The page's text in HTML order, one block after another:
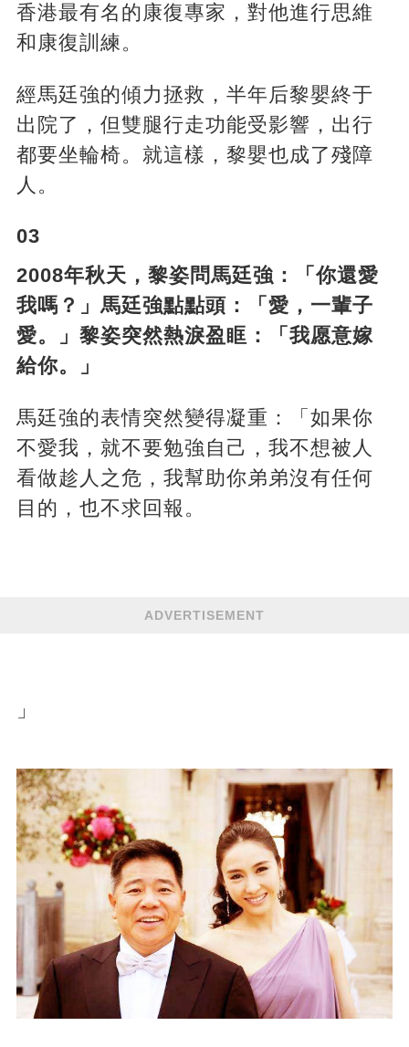
香港最有名的康復專家，對他進行思維
和康復訓練。
經馬廷強的傾力拯救，半年后黎嬰終于
出院了，但雙腿行走功能受影響，出行
都要坐輪椅。就這樣，黎嬰也成了殘障
人。
03
2008年秋天，黎姿問馬廷強：「你還愛
我嗎？」馬廷強點點頭：「愛，一輩子
愛。」黎姿突然熱淚盈眶：「我愿意嫁
給你。」
馬廷強的表情突然變得凝重：「如果你
不愛我，就不要勉強自己，我不想被人
看做趁人之危，我幫助你弟弟沒有任何
目的，也不求回報。
ADVERTISEMENT
」